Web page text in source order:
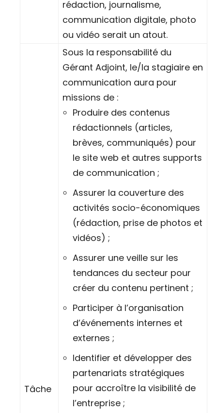
rédaction, journalisme,
communication digitale, photo
ou vidéo serait un atout.
Tâche
Sous la responsabilité du
Gérant Adjoint, le/la stagiaire en
communication aura pour
missions de :
Produire des contenus
rédactionnels (articles,
brèves, communiqués) pour
le site web et autres supports
de communication ;
Assurer la couverture des
activités socio-économiques
(rédaction, prise de photos et
vidéos) ;
Assurer une veille sur les
tendances du secteur pour
créer du contenu pertinent ;
Participer à l’organisation
d’événements internes et
externes ;
Identifier et développer des
partenariats stratégiques
pour accroître la visibilité de
l’entreprise ;